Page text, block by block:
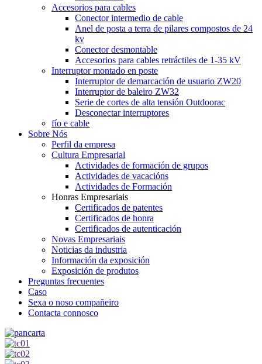
Accesorios para cables
Conector intermedio de cable
Anel de posta a terra de pilares compostos de 24
kv
Conector desmontable
Accesorios para cables retráctiles de 1-35 kV
Interruptor montado en poste
Interruptor de demarcación de usuario ZW20
Interruptor de baleiro ZW32
Serie de cortes de alta tensión Outdoorac
Desconectar interruptores
fío e cable
Sobre Nós
Perfil da empresa
Cultura Empresarial
Actividades de formación de grupos
Actividades de vacacións
Actividades de Formación
Honras Empresariais
Certificados de patentes
Certificados de honra
Certificados de autenticación
Novas Empresariais
Noticias da industria
Información da exposición
Exposición de produtos
Preguntas frecuentes
Caso
Sexa o noso compañeiro
Contacta connosco